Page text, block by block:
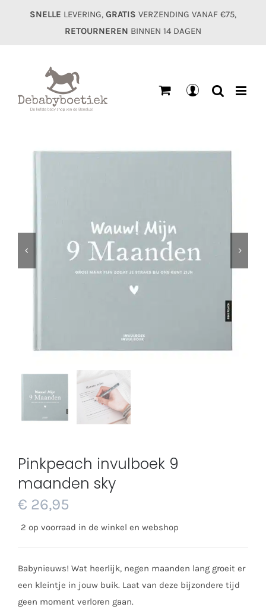
SNELLE LEVERING, GRATIS VERZENDING VANAF €75,
RETOURNEREN BINNEN 14 DAGEN
Pinkpeach invulboek 9
maanden sky
€ 26,95
2 op voorraad in de winkel en webshop
Babynieuws! Wat heerlijk, negen maanden lang groeit er
een kleintje in jouw buik. Laat van deze bijzondere tijd
geen moment verloren gaan.